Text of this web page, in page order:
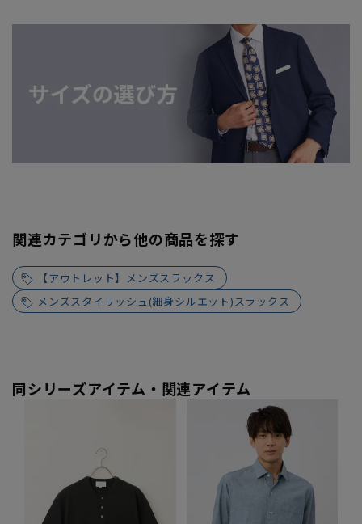
関連カテゴリから他の商品を探す
【アウトレット】メンズスラックス
メンズスタイリッシュ(細身シルエット)スラックス
同シリーズアイテム・関連アイテム